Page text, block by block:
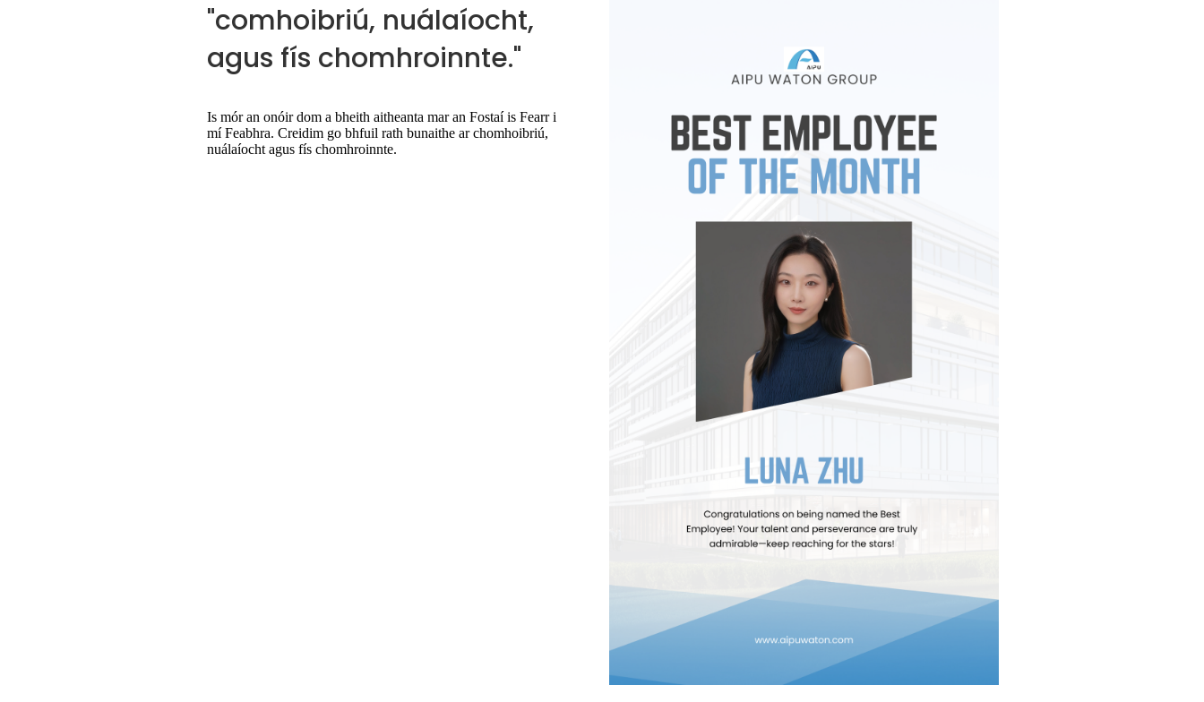
"comhoibriú, nuálaíocht,
agus fís chomhroinnte."
Is mór an onóir dom a bheith aitheanta mar an Fostaí is Fearr i
mí Feabhra. Creidim go bhfuil rath bunaithe ar chomhoibriú,
nuálaíocht agus fís chomhroinnte.